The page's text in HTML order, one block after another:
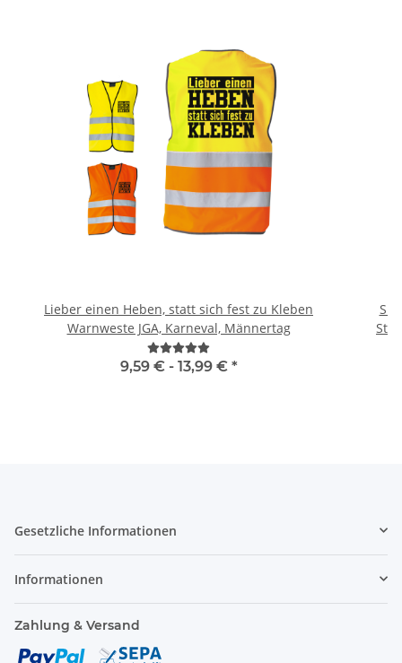
Lieber einen Heben, statt sich fest zu Kleben
Warnweste JGA, Karneval, Männertag
9,59 € - 13,99 € *
Gesetzliche Informationen
Informationen
Zahlung & Versand